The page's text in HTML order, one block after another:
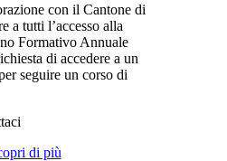
con il Cantone di
a tutti l’accesso alla
Formativo Annuale
di accedere a un
seguire un corso di
di più